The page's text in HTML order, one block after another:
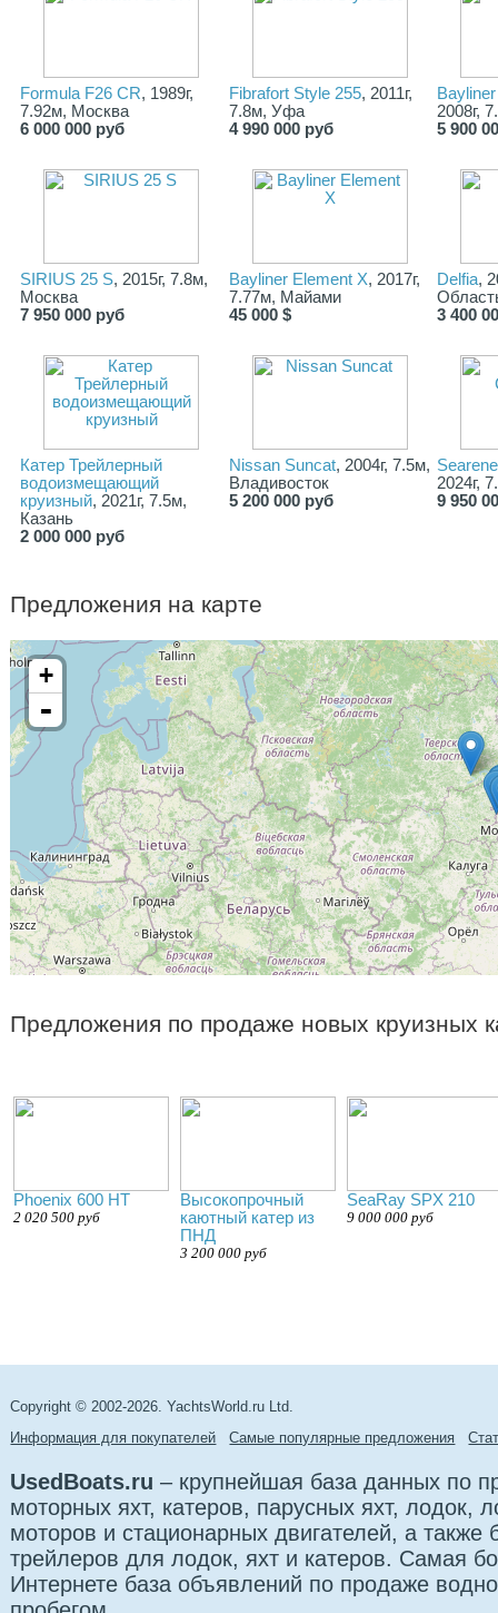
Formula F26 CR, 1989г,
7.92м, Москва
6 000 000 руб
Fibrafort Style 255, 2011г,
7.8м, Уфа
4 990 000 руб
2008г,
5 900
SIRIUS 25 S, 2015г, 7.8м,
Москва
7 950 000 руб
Bayliner Element X, 2017г,
7.77м, Майами
45 000 $
Delfia,
3 400
Катер Трейлерный
водоизмещающий
круизный, 2021г, 7.5м,
Казань
2 000 000 руб
Nissan Suncat, 2004г, 7.5м,
Владивосток
5 200 000 руб
2024г,
9 950
Предложения на карте
+
-
Предложения по продаже новых круизных
Phoenix 600 HT
2 020 500 руб
Высокопрочный
каютный катер из
ПНД
3 200 000 руб
SeaRay SPX 210
9 000 000 руб
Copyright © 2002-2026. YachtsWorld.ru Ltd.
Информация для покупателей
Самые популярные предложения
UsedBoats.ru – крупнейшая база данных по
моторных яхт, катеров, парусных яхт, лодок,
моторов и стационарных двигателей, а также
трейлеров для лодок, яхт и катеров. Самая
Интернете база объявлений по продаже